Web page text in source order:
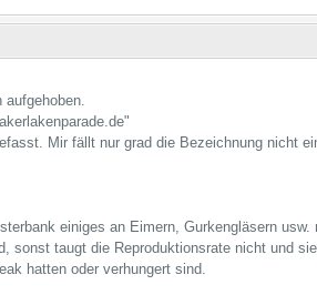
Mir fällt nur grad die Bezeichnung nicht
einiges an Eimern, Gurkengläsern
sonst taugt die Reproduktionsrate nicht und
hatten oder verhungert sind.